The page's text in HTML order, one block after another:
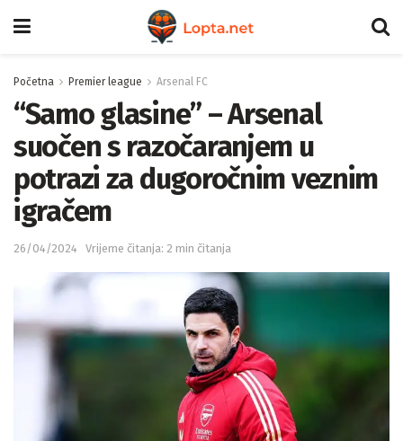
Početna Premier league Arsenal FC
“Samo glasine” – Arsenal
suočen s razočaranjem u
potrazi za dugoročnim veznim
igračem
26/04/2024 Vrijeme čitanja: 2 min čitanja